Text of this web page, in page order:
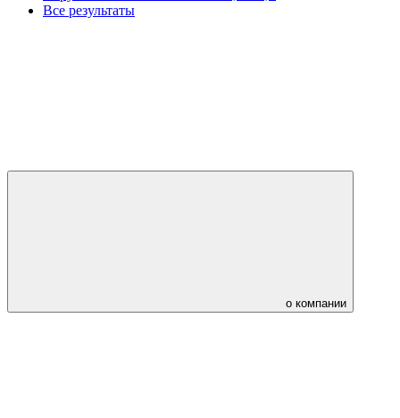
Все результаты
о компании